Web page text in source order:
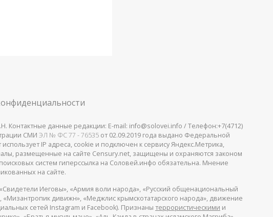
данные редакции: E-mail: info@solovei.info / Телефон:+7(4712)
СМИ ЭЛ № ФС 77 - 76535 от 02.09.2019 года выдано Федеральной
IP адреса, cookie и подключен к сервису Яндекс.Метрика,
размещенные на сайте Censury.net, защищены и охраняются законом
систем гиперссылка на Соловей.инфо обязательна. Мнение
на сайте.
Иеговы», «Армия воли народа», «Русский общенациональный
дивижн», «Меджлис крымскотатарского народа», движение
сетей Instagram и Facebook). Признаны террористическими и